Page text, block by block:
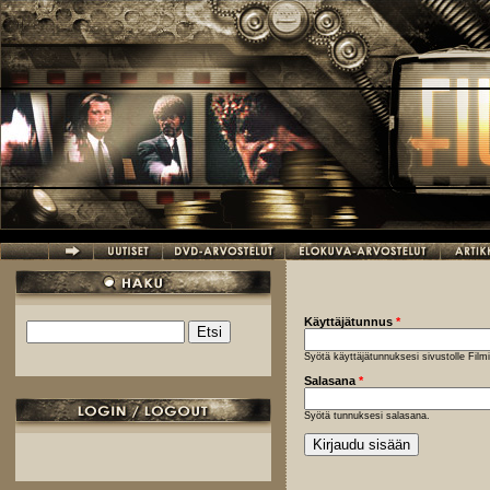
Hyppää pääsisältöön
Hakulomake
Käyttäjätunnus *
Syötä käyttäjätunnuksesi sivustolle
Salasana *
Syötä tunnuksesi salasana.